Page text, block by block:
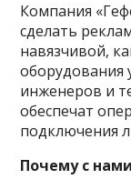
Компания
сделать
навязчивой,
оборудования
инженеров и
обеспечат
подключения
Почему с